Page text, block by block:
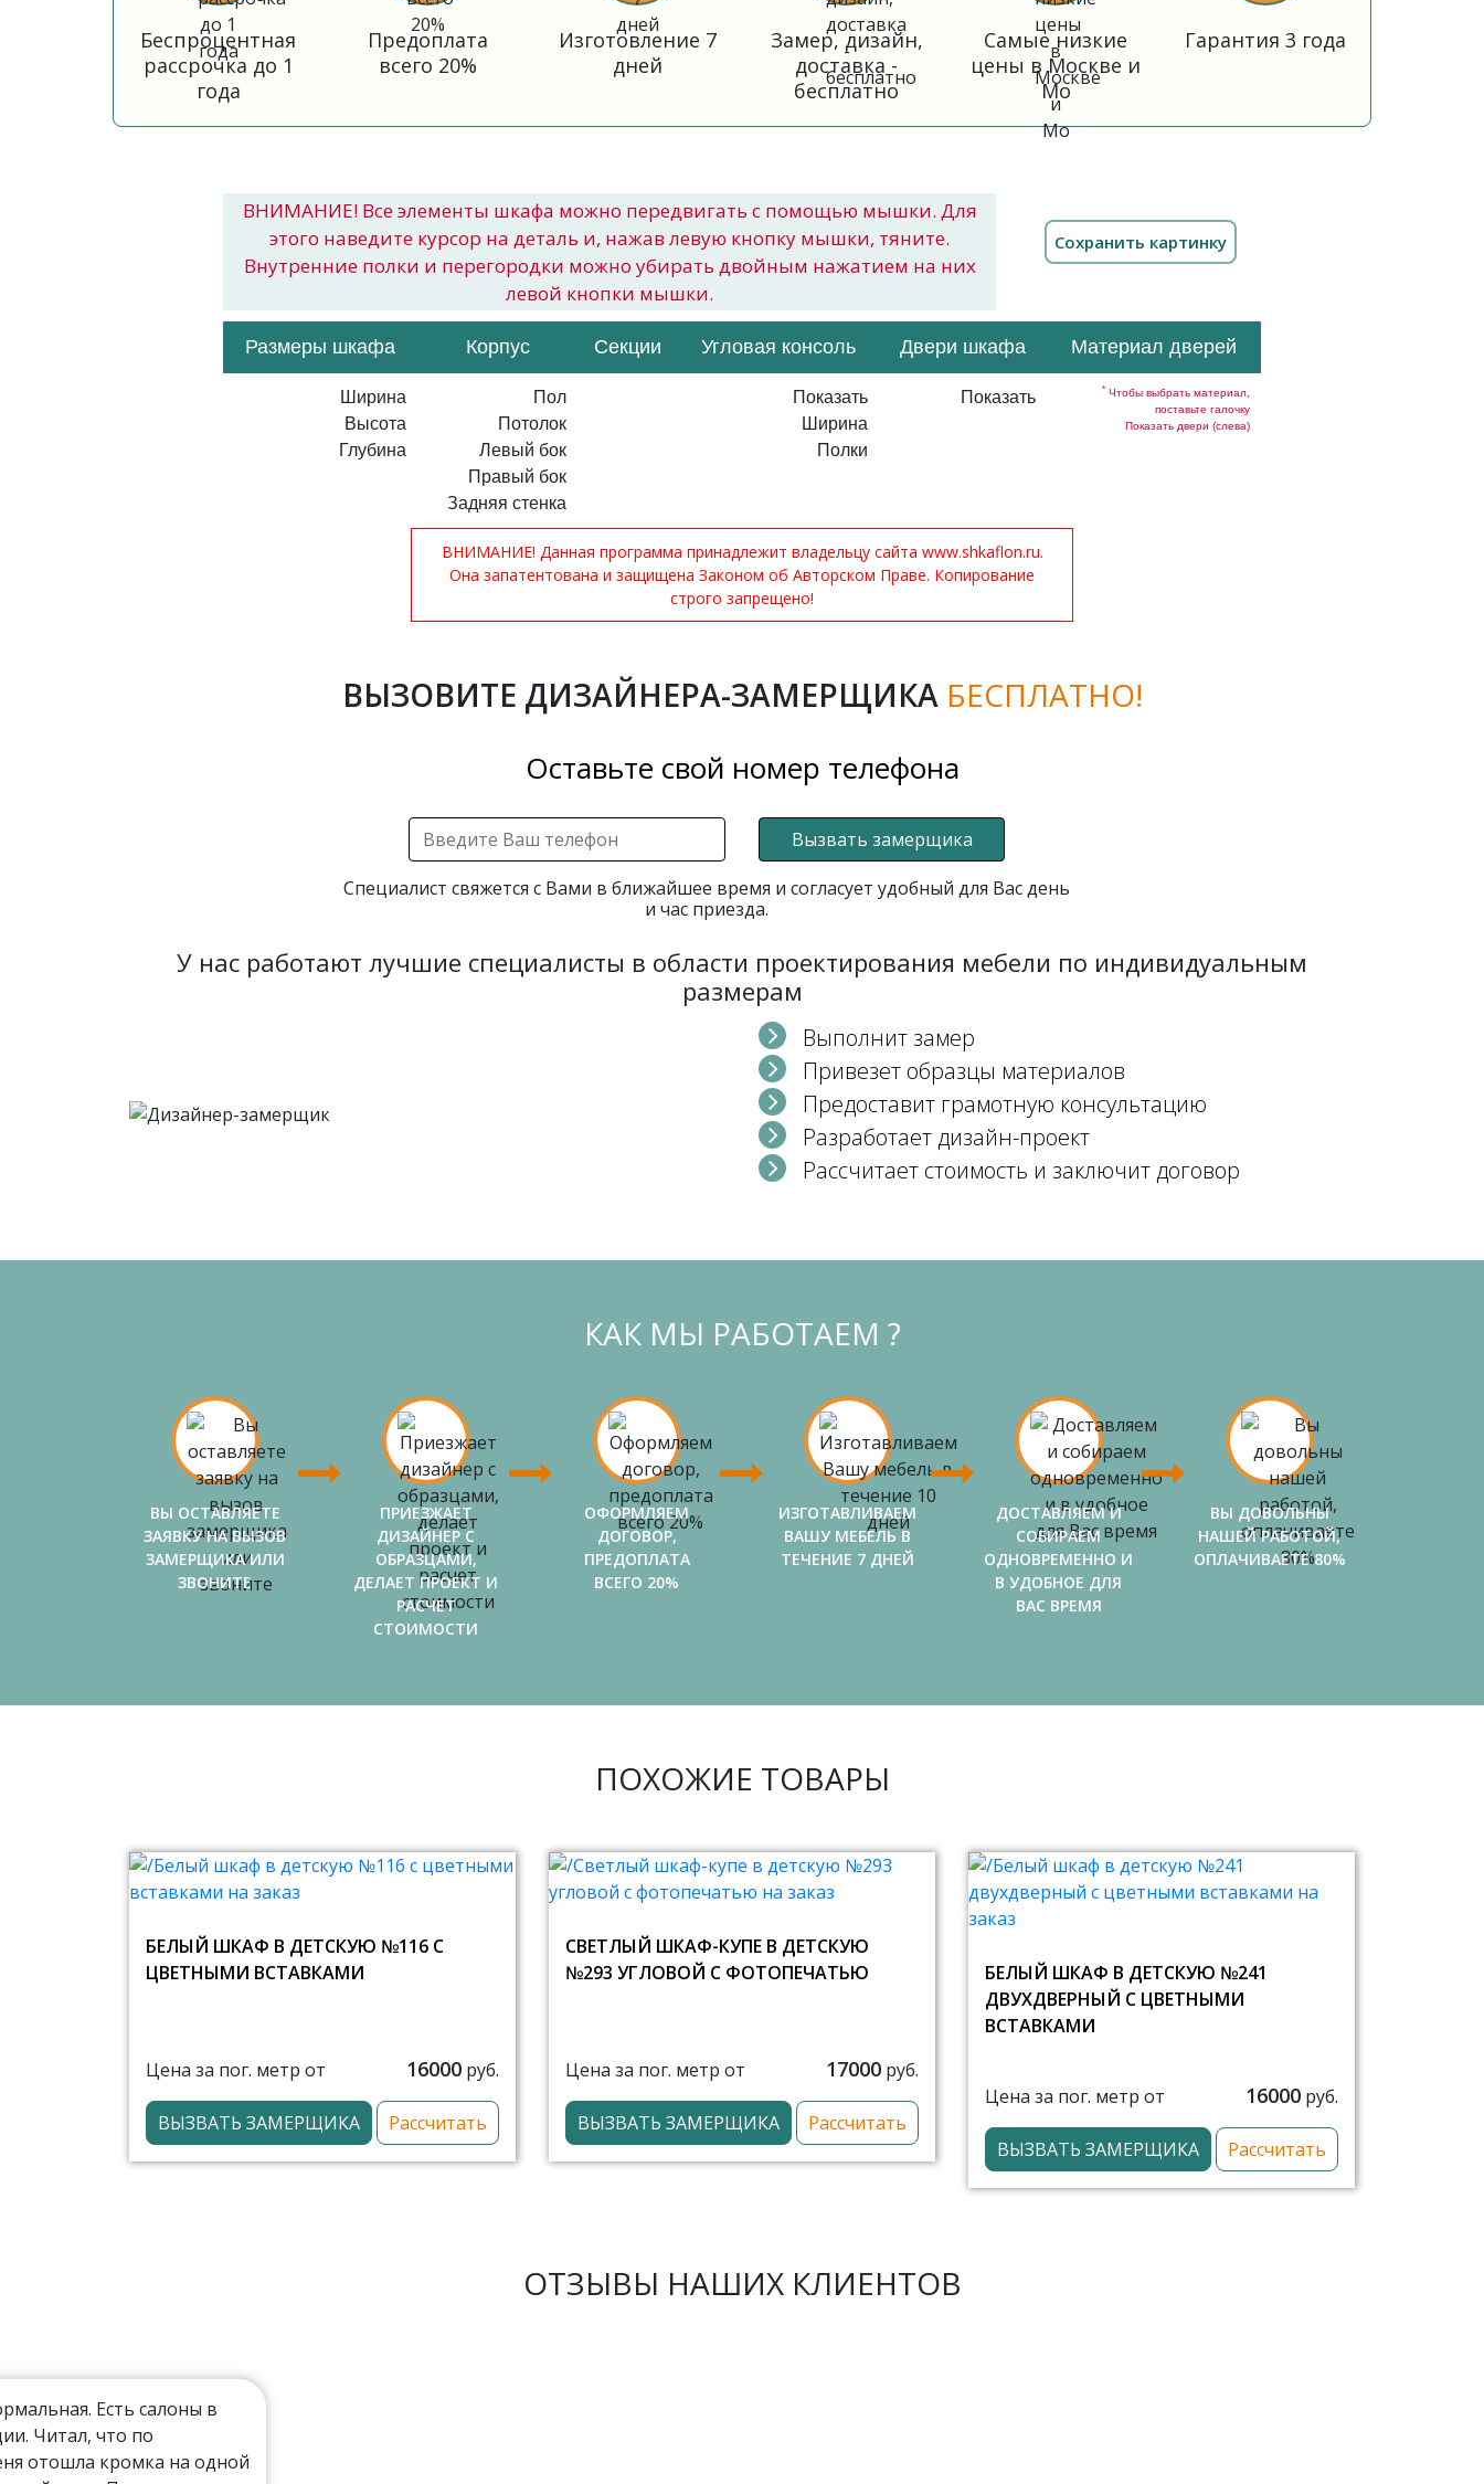
Беспроцентная
рассрочка до 1
года
Предоплата
всего 20%
Изготовление 7
дней
Замер, дизайн,
доставка -
бесплатно
Самые низкие
цены в Москве и
Мо
Гарантия 3 года
ВНИМАНИЕ! Все элементы шкафа можно передвигать с помощью мышки. Для
этого наведите курсор на деталь и, нажав левую кнопку мышки, тяните.
Внутренние полки и перегородки можно убирать двойным нажатием на них
левой кнопки мышки.
Размеры шкафа Корпус Секции Угловая консоль Двери шкафа Материал дверей
Ширина
Высота
Глубина
Пол
Потолок
Левый бок
Правый бок
Задняя стенка
Показать
Ширина
Полки
Показать * Чтобы выбрать материал,
поставьте галочку
Показать двери (слева)
ВНИМАНИЕ! Данная программа принадлежит владельцу сайта www.shkaflon.ru.
Она запатентована и защищена Законом об Авторском Праве. Копирование
строго запрещено!
ВЫЗОВИТЕ ДИЗАЙНЕРА-ЗАМЕРЩИКА БЕСПЛАТНО!
Оставьте свой номер телефона
Вызвать замерщика
Специалист свяжется с Вами в ближайшее время и согласует удобный для Вас день
и час приезда.
У нас работают лучшие специалисты в области проектирования мебели по индивидуальным
размерам
Выполнит замер
Привезет образцы материалов
Предоставит грамотную консультацию
Разработает дизайн-проект
Рассчитает стоимость и заключит договор
КАК МЫ РАБОТАЕМ ?
ВЫ ОСТАВЛЯЕТЕ
ЗАЯВКУ НА ВЫЗОВ
ЗАМЕРЩИКА ИЛИ
ЗВОНИТЕ
ПРИЕЗЖАЕТ
ДИЗАЙНЕР С
ОБРАЗЦАМИ,
ДЕЛАЕТ ПРОЕКТ И
РАСЧЕТ
СТОИМОСТИ
ОФОРМЛЯЕМ
ДОГОВОР,
ПРЕДОПЛАТА
ВСЕГО 20%
ИЗГОТАВЛИВАЕМ
ВАШУ МЕБЕЛЬ В
ТЕЧЕНИЕ 7 ДНЕЙ
ДОСТАВЛЯЕМ И
СОБИРАЕМ
ОДНОВРЕМЕННО И
В УДОБНОЕ ДЛЯ
ВАС ВРЕМЯ
ВЫ ДОВОЛЬНЫ
НАШЕЙ РАБОТОЙ,
ОПЛАЧИВАЕТЕ 80%
ПОХОЖИЕ ТОВАРЫ
БЕЛЫЙ ШКАФ В ДЕТСКУЮ №116 С
ЦВЕТНЫМИ ВСТАВКАМИ
Цена за пог. метр от 16000 руб.
ВЫЗВАТЬ ЗАМЕРЩИКА Рассчитать
СВЕТЛЫЙ ШКАФ-КУПЕ В ДЕТСКУЮ
№293 УГЛОВОЙ С ФОТОПЕЧАТЬЮ
Цена за пог. метр от 17000 руб.
ВЫЗВАТЬ ЗАМЕРЩИКА Рассчитать
БЕЛЫЙ ШКАФ В ДЕТСКУЮ №241
ДВУХДВЕРНЫЙ С ЦВЕТНЫМИ
ВСТАВКАМИ
Цена за пог. метр от 16000 руб.
ВЫЗВАТЬ ЗАМЕРЩИКА Рассчитать
ОТЗЫВЫ НАШИХ КЛИЕНТОВ
Есть салоны в
Читал, что по
отошла кромка на одной